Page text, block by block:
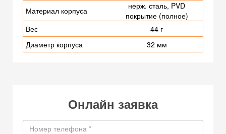
Материал корпуса
нерж. сталь, PVD
покрытие (полное)
Вес
44 г
Диаметр корпуса
32 мм
Онлайн заявка